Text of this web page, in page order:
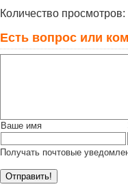
Количество просмотров:
Есть вопрос или
Ваше имя
Получать почтовые